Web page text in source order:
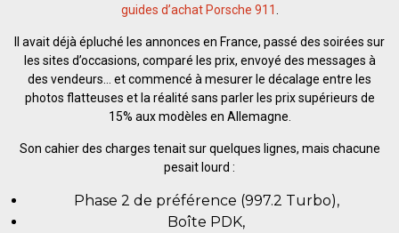
guides d’achat Porsche 911
Il avait déjà épluché les annonces en France, passé des soirées sur
les sites d’occasions, comparé les prix, envoyé des messages à
des vendeurs… et commencé à mesurer le décalage entre les
photos flatteuses et la réalité sans parler les prix supérieurs de
15% aux modèles en Allemagne.
Son cahier des charges tenait sur quelques lignes, mais chacune
pesait lourd :
Phase 2 de préférence (997.2 Turbo),
Boîte PDK,